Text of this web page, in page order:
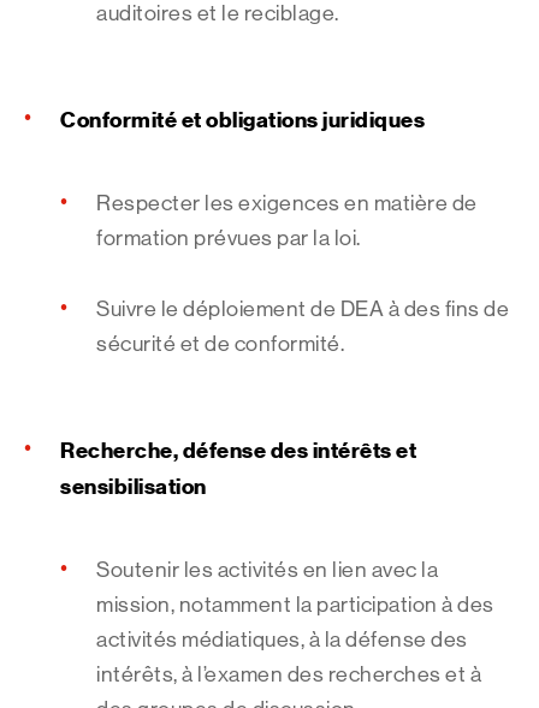
auditoires et le reciblage.
Conformité et obligations juridiques
Respecter les exigences en matière de
formation prévues par la loi.
Suivre le déploiement de DEA à des fins de
sécurité et de conformité.
Recherche, défense des intérêts et
sensibilisation
Soutenir les activités en lien avec la
mission, notamment la participation à des
activités médiatiques, à la défense des
intérêts, à l’examen des recherches et à